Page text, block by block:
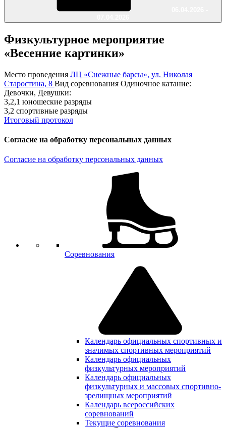
Физкультурное мероприятие
«Весенние картинки»
Место проведения ЛЦ «Снежные барсы», ул. Николая
Старостина, 8 Вид соревнования Одиночное катание:
Девочки, Девушки:
3,2,1 юношеские разряды
3,2 спортивные разряды
Итоговый протокол
Согласие на обработку персональных данных
Согласие на обработку персональных данных
Соревнования
Календарь официальных спортивных и
значимых спортивных мероприятий
Календарь официальных
физкультурных мероприятий
Календарь официальных
физкультурных и массовых спортивно-
зрелищных мероприятий
Календарь всероссийских
соревнований
Текущие соревнования